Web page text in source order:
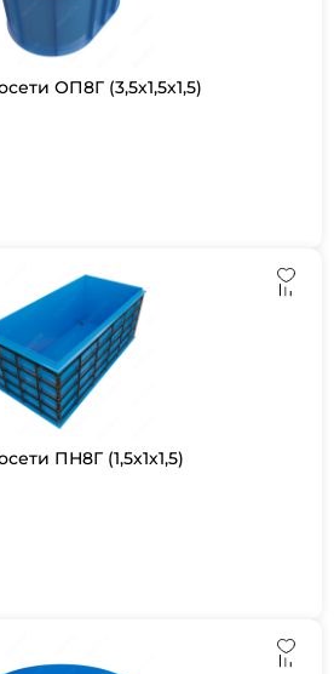
ОП8Г (3,5х1,5х1,5)
ПН8Г (1,5х1х1,5)